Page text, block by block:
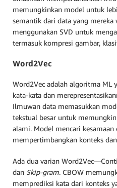
memungkinkan model untuk
semantik dari data yang
menggunakan SVD untuk
termasuk kompresi gambar,
Word2Vec
Word2Vec adalah algoritma
kata-kata dan
Ilmuwan data memasukkan
tekstual besar untuk
alami. Model mencari
mempertimbangkan konteks
Ada dua varian
dan Skip-gram. CBOW
memprediksi kata dari konteks